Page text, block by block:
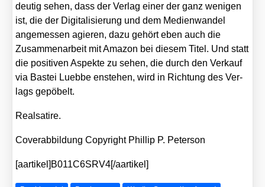
deu­tig sehen, dass der Ver­lag einer der ganz weni­gen
ist, die der Digi­ta­li­sie­rung und dem Medi­en­wan­del
ange­mes­sen agie­ren, dazu gehört eben auch die
Zusam­men­ar­beit mit Ama­zon bei die­sem Titel. Und statt
die posi­ti­ven Aspek­te zu sehen, die durch den Ver­kauf
via Bas­tei Lueb­be enste­hen, wird in Rich­tung des Ver­
lags gepö­belt.
Real­sa­ti­re.
Cover­ab­bil­dung Copy­right Phil­lip P. Peter­son
[aartikel]B011C6SRV4[/aartikel]